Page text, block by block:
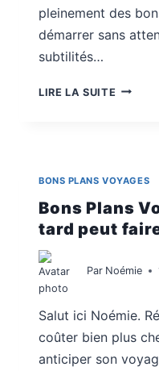
pleinement des
démarrer sans
subtilités…
LIRE LA SUITE BONS
VAUT-
IL
BONS PLANS VOYAGES
Bons Plans
tard peut
Par Noémie
Salut ici Noémie.
coûter bien plus
anticiper son